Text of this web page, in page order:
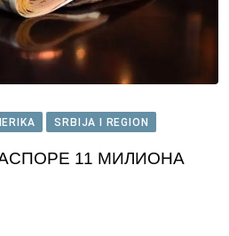
SRBIJA I REGION
11 МИЛИОНА